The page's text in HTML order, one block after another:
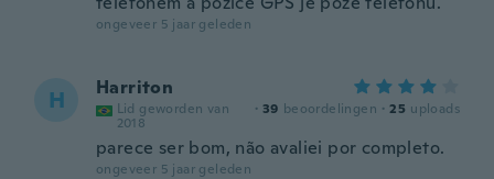
ongeveer 5 jaar geleden
H Harriton
Lid geworden van
2018
· 39 beoordelingen · 25 uploads
parece ser bom, não avaliei por completo.
ongeveer 5 jaar geleden